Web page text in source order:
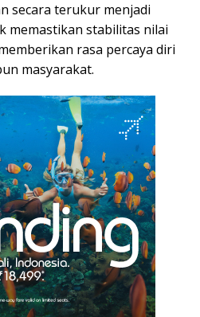
secara terukur menjadi
memastikan stabilitas nilai
rasa percaya diri
masyarakat.